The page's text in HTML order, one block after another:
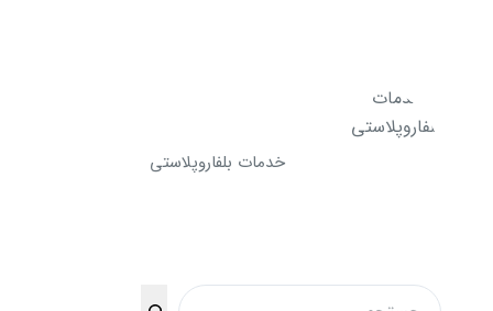
خدمات بلفاروپلاستی
جستجو